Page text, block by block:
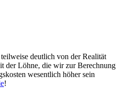
deutlich von der Realität
der Löhne, die wir zur Berechnung
wesentlich höher sein
!